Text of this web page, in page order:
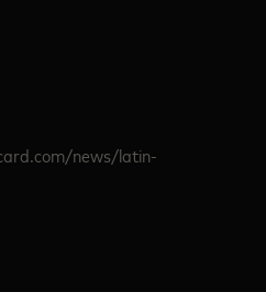
news/latin-